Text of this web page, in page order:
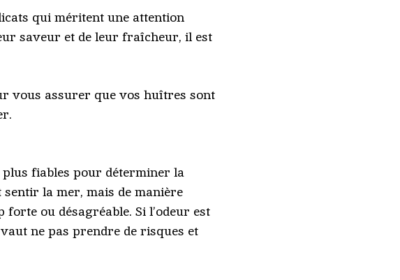
qui méritent une attention
saveur et de leur fraîcheur, il est
vous assurer que vos huîtres sont
plus fiables pour déterminer la
la mer, mais de manière
ou désagréable. Si l’odeur est
ne pas prendre de risques et